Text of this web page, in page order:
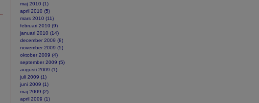
maj 2010 (1)
april 2010 (5)
mars 2010 (11)
februari 2010 (9)
januari 2010 (14)
december 2009 (8)
november 2009 (5)
oktober 2009 (4)
september 2009 (5)
augusti 2009 (1)
juli 2009 (1)
juni 2009 (1)
maj 2009 (2)
april 2009 (1)